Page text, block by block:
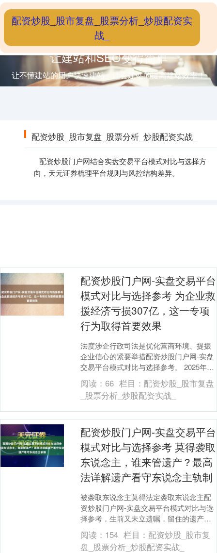
让建站和SEO变得简单
让不懂建站的用户快速建站，让会建站的提高建站效率！
配资炒股_股市复盘_股票分析_炒股配资实战_
配资炒股门户网结合实盘交易平台模式对比与选择方
向，天元证券梳理平台规则与风控结构差异。
配资炒股_股市复盘_股票分析_炒股配资实
战_
配资炒股门户网-实盘交易平台
模式对比与选择参考 为企业救
援经济亏损307亿，这一专项
行为取得首要效果
法度涉企行政司法是优化营商环境、提振
企业信心的紧要举措配资炒股门户网-实盘
交易平台模式对比与选择参考。 2025年3
月，法度涉企司法专项行为在世界范围内
全面推开....
阅读：66 栏目： 配资炒股_股市复盘
_股票分析_炒股配资实战_
配资炒股门户网-实盘交易平台
模式对比与选择参考 莫得袭取
东说念主，谁来管遗产？最高
法详解遗产看守东说念主轨制
被袭取东说念主莫得法定袭取东说念主配
资炒股门户网-实盘交易平台模式对比与选
择参考，生前又未立遗嘱，留住的遗产谁
来管？支属之间能不成私行参议自行分派
遗产？ 现行民....
阅读： 154 栏目： 配资炒股_股市复
盘_股票分析_炒股配资实战_